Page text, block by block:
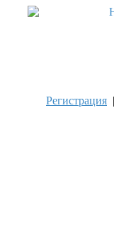
Регистрация |